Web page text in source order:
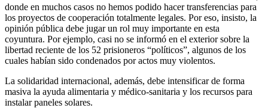
donde en muchos casos no hemos podido hacer transferencias para
los proyectos de cooperación totalmente legales. Por eso, insisto, la
opinión pública debe jugar un rol muy importante en esta
coyuntura. Por ejemplo, casi no se informó en el exterior sobre la
libertad reciente de los 52 prisioneros “políticos”, algunos de los
cuales habían sido condenados por actos muy violentos.
La solidaridad internacional, además, debe intensificar de forma
masiva la ayuda alimentaria y médico-sanitaria y los recursos para
instalar paneles solares.